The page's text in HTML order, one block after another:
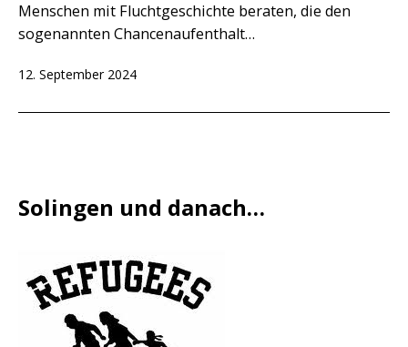
Menschen mit Fluchtgeschichte beraten, die den
sogenannten Chancenaufenthalt…
Veröffentlicht
12. September 2024
Solingen und danach…